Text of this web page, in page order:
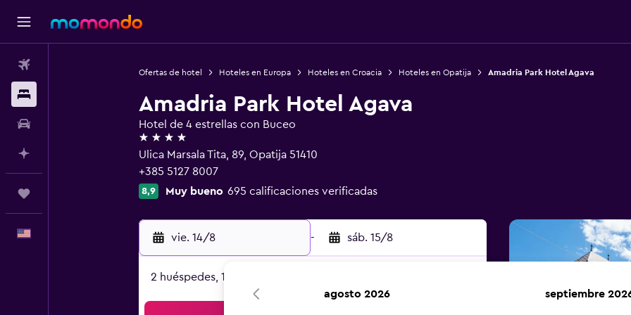
Ofertas de hotel Hoteles en Europa Hoteles en Croacia Hoteles en Opatija Amadria Park Hotel Agava
Amadria Park Hotel Agava
Hotel de 4 estrellas con Buceo
4 estrellas
Ulica Marsala Tita, 89, Opatija 51410
+385 5127 8007
8,9 Muy bueno 695 calificaciones verificadas
vie. 14/8 - sáb. 15/8
2 huéspedes, 1 habitación
agosto 2026 septiembre